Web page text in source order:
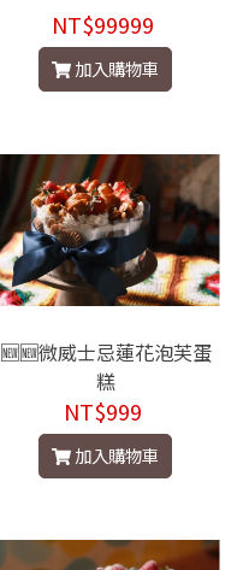
NT$99999
加入購物車
🆕🆕微威士忌蓮花泡芙蛋
糕
NT$999
加入購物車